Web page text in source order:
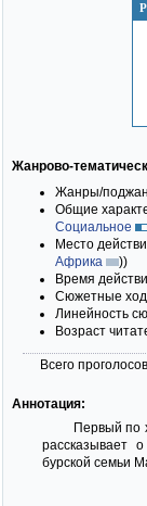
Жанрово-
Жанры/
Общие
Социальное
Место
Африка
))
Время
Сюжетные
Линейность
Возраст
Всего
Аннотация:
Первый по
рассказывает
бурской семьи